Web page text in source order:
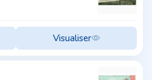
Visualiser